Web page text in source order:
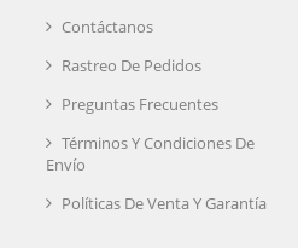
Contáctanos
Rastreo De Pedidos
Preguntas Frecuentes
Términos Y Condiciones De
Envío
Políticas De Venta Y Garantía